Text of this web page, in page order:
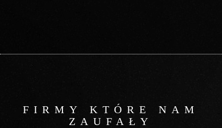
FIRMY KTÓRE NAM
ZAUFAŁY